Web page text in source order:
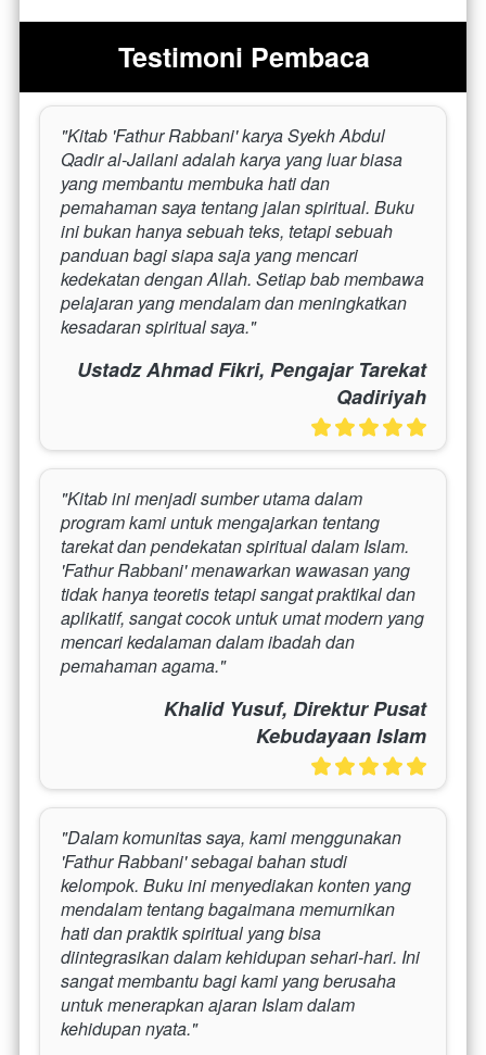
Testimoni Pembaca
"Kitab 'Fathur Rabbani' karya Syekh Abdul
Qadir al-Jailani adalah karya yang luar biasa
yang membantu membuka hati dan
pemahaman saya tentang jalan spiritual. Buku
ini bukan hanya sebuah teks, tetapi sebuah
panduan bagi siapa saja yang mencari
kedekatan dengan Allah. Setiap bab membawa
pelajaran yang mendalam dan meningkatkan
kesadaran spiritual saya."
Ustadz Ahmad Fikri, Pengajar Tarekat
Qadiriyah
"Kitab ini menjadi sumber utama dalam
program kami untuk mengajarkan tentang
tarekat dan pendekatan spiritual dalam Islam.
'Fathur Rabbani' menawarkan wawasan yang
tidak hanya teoretis tetapi sangat praktikal dan
aplikatif, sangat cocok untuk umat modern yang
mencari kedalaman dalam ibadah dan
pemahaman agama."
Khalid Yusuf, Direktur Pusat
Kebudayaan Islam
"Dalam komunitas saya, kami menggunakan
'Fathur Rabbani' sebagai bahan studi
kelompok. Buku ini menyediakan konten yang
mendalam tentang bagaimana memurnikan
hati dan praktik spiritual yang bisa
diintegrasikan dalam kehidupan sehari-hari. Ini
sangat membantu bagi kami yang berusaha
untuk menerapkan ajaran Islam dalam
kehidupan nyata."